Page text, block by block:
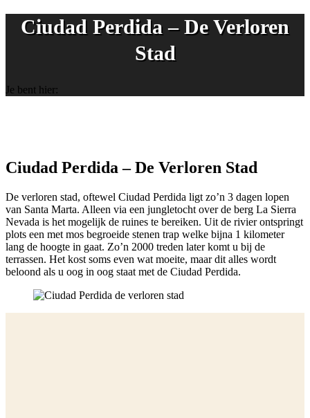
Ciudad Perdida – De Verloren
Stad
Je bent hier:
Ciudad Perdida – De Verloren Stad
De verloren stad, oftewel Ciudad Perdida ligt zo’n 3 dagen lopen
van Santa Marta. Alleen via een jungletocht over de berg La Sierra
Nevada is het mogelijk de ruines te bereiken. Uit de rivier ontspringt
plots een met mos begroeide stenen trap welke bijna 1 kilometer
lang de hoogte in gaat. Zo’n 2000 treden later komt u bij de
terrassen. Het kost soms even wat moeite, maar dit alles wordt
beloond als u oog in oog staat met de Ciudad Perdida.